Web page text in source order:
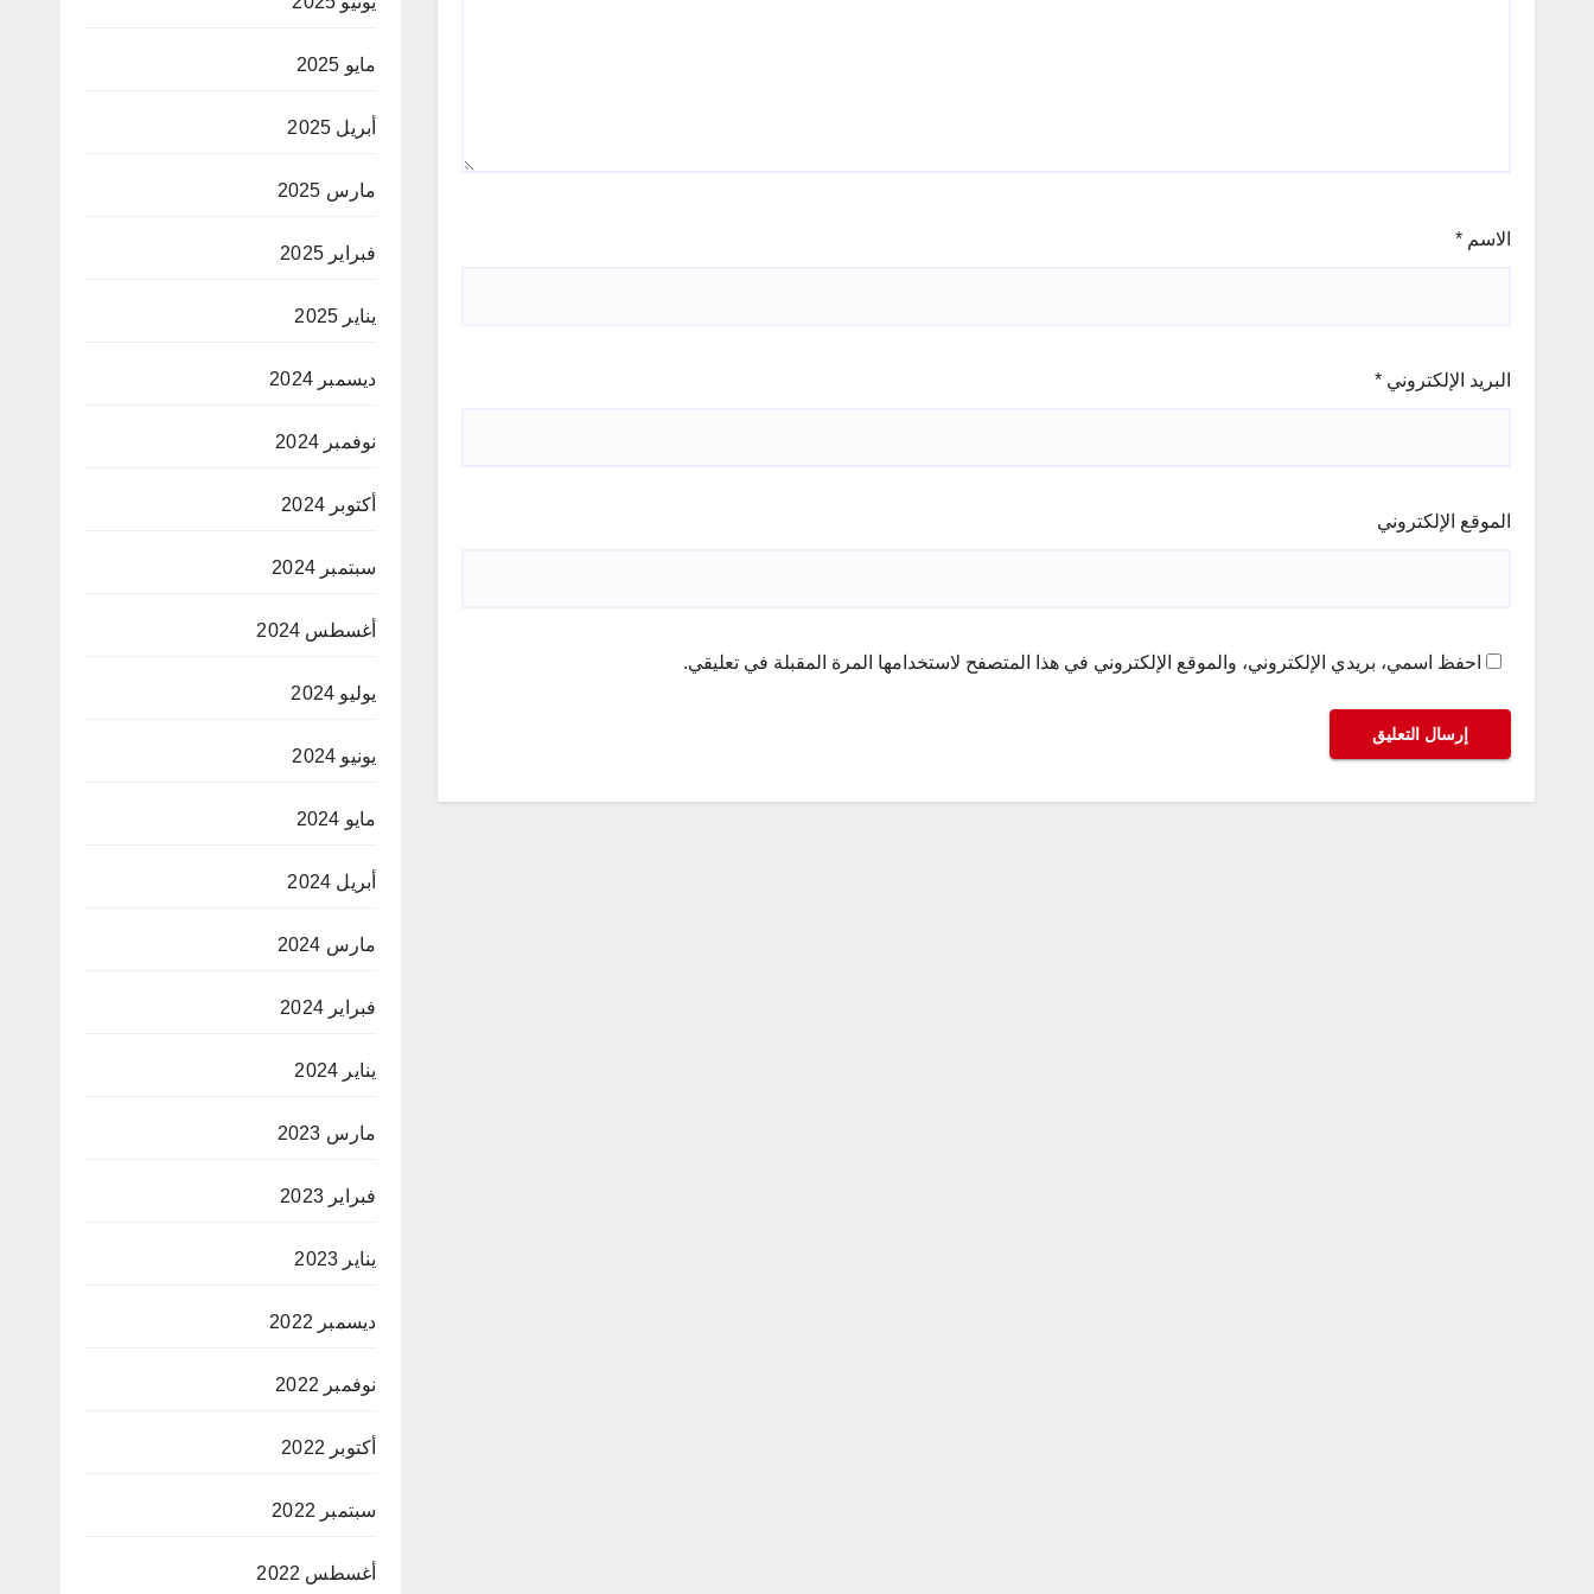
الاسم *
البريد الإلكتروني *
الموقع الإلكتروني
احفظ اسمي، بريدي الإلكتروني، والموقع الإلكتروني في هذا المتصفح لاستخدامها المرة المقبلة في تعليقي.
مايو 2025
أبريل 2025
مارس 2025
فبراير 2025
يناير 2025
ديسمبر 2024
نوفمبر 2024
أكتوبر 2024
سبتمبر 2024
أغسطس 2024
يوليو 2024
يونيو 2024
مايو 2024
أبريل 2024
مارس 2024
فبراير 2024
يناير 2024
مارس 2023
فبراير 2023
يناير 2023
ديسمبر 2022
نوفمبر 2022
أكتوبر 2022
سبتمبر 2022
أغسطس 2022